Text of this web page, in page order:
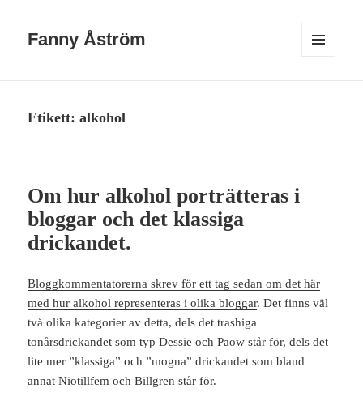
Fanny Åström
Etikett:alkohol
Om hur alkohol porträtteras i
bloggar och det klassiga
drickandet.
Bloggkommentatorerna skrev för ett tag sedan om det här
med hur alkohol representeras i olika bloggar. Det finns väl
två olika kategorier av detta, dels det trashiga
tonårsdrickandet som typ Dessie och Paow står för, dels det
lite mer ”klassiga” och ”mogna” drickandet som bland
annat Niotillfem och Billgren står för.